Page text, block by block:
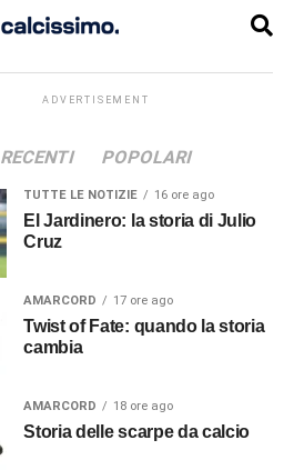
ADVERTISEMENT
RECENTI POPOLARI
TUTTE LE NOTIZIE 16 ore ago
El Jardinero: la storia di Julio
Cruz
AMARCORD 17 ore ago
Twist of Fate: quando la storia
cambia
AMARCORD 18 ore ago
Storia delle scarpe da calcio